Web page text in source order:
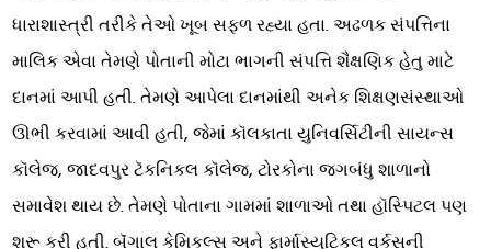
ધારાશાસ્ત્રી તરીકે તેઓ ખૂબ સફળ રહ્યા હતા. અઢળક સંપત્તિના
માલિક એવા તેમણે પોતાની મોટા ભાગની સંપત્તિ શૈક્ષણિક હેતુ માટે
દાનમાં આપી હતી. તેમણે આપેલા દાનમાંથી અનેક શિક્ષણસંસ્થાઓ
ઊભી કરવામાં આવી હતી, જેમાં કૉલકાતા યુનિવર્સિટીની સાયન્સ
કૉલેજ, જાદવપુર ટૅકનિકલ કૉલેજ, ટોરકોના જગબંધુ શાળાનો
સમાવેશ થાય છે. તેમણે પોતાના ગામમાં શાળાઓ તથા હૉસ્પિટલ પણ
શરૂ કરી હતી. બૅંગાલ કેમિકલ્સ અને ફાર્માસ્યૂટિકલ વર્કસની